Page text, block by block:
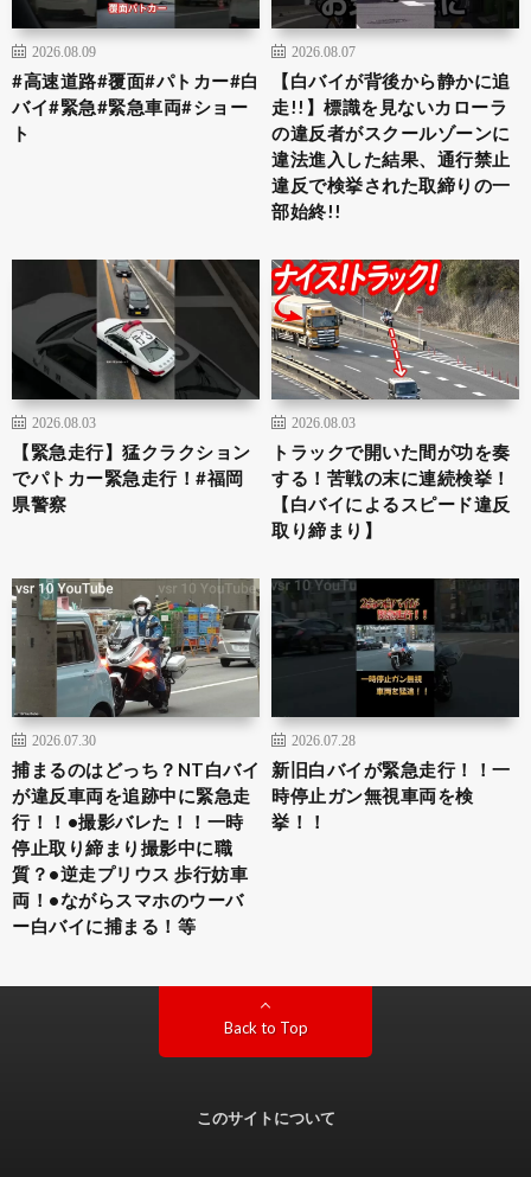
2026.08.09
#高速道路#覆面#パトカー#白
バイ#緊急#緊急車両#ショー
ト
2026.08.07
【白バイが背後から静かに追
走!!】標識を見ないカローラ
の違反者がスクールゾーンに
違法進入した結果、通行禁止
違反で検挙された取締りの一
部始終!!
2026.08.03
【緊急走行】猛クラクション
でパトカー緊急走行！#福岡
県警察
2026.08.03
トラックで開いた間が功を奏
する！苦戦の末に連続検挙！
【白バイによるスピード違反
取り締まり】
2026.07.30
捕まるのはどっち？NT白バイ
が違反車両を追跡中に緊急走
行！！•撮影バレた！！一時
停止取り締まり撮影中に職
質？•逆走プリウス 歩行妨車
両！•ながらスマホのウーバ
ー白バイに捕まる！等
2026.07.28
新旧白バイが緊急走行！！一
時停止ガン無視車両を検
挙！！
Back to Top
このサイトについて